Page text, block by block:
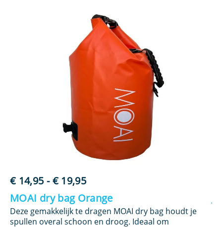
€14,95 - €19,95Prijsklasse:
€ 14,95
tot
€ 19,95
MOAI dry bag Orange
Deze gemakkelijk te dragen MOAI dry bag houdt je
spullen overal schoon en droog. Ideaal om